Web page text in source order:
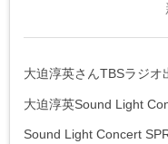
大迫淳英さんTBSラジオ
大迫淳英Sound Light
Sound Light Concert